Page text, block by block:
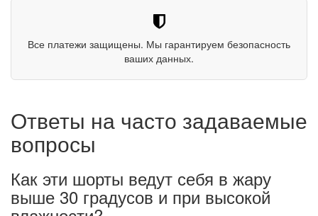
Все платежи защищены. Мы гарантируем безопасность
ваших данных.
Ответы на часто задаваемые
вопросы
Как эти шорты ведут себя в жару
выше 30 градусов и при высокой